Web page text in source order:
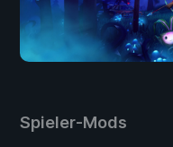
Spieler-Mods